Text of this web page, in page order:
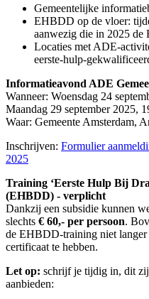
Gemeentelijke
EHBDD op de vloer:
aanwezig die in 2025
Locaties met ADE-
eerste-hulp-
Informatieavond ADE
Wanneer: Woensdag 24
Maandag 29 september 2025,
Waar: Gemeente Amsterdam,
Inschrijven: Formulier
2025
Training ‘Eerste Hulp Bij
(EHBDD) - verplicht
Dankzij een subsidie kunnen
slechts € 60,- per persoon.
de EHBDD-training niet
certificaat te hebben.
Let op: schrijf je tijdig in, dit
aanbieden: